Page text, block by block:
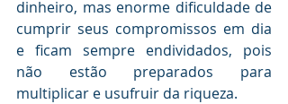
dinheiro, mas enorme dificuldade de
cumprir seus compromissos em dia
e ficam sempre endividados, pois
não estão preparados para
multiplicar e usufruir da riqueza.